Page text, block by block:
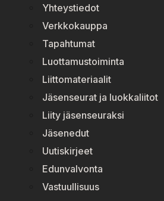
Yhteystiedot
Verkkokauppa
Tapahtumat
Luottamustoiminta
Liittomateriaalit
Jäsenseurat ja luokkaliitot
Liity jäsenseuraksi
Jäsenedut
Uutiskirjeet
Edunvalvonta
Vastuullisuus